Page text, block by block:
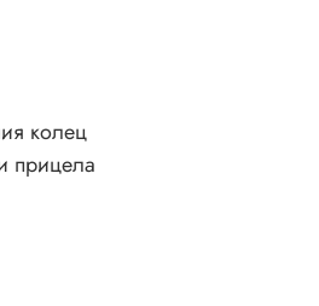
колец
прицела